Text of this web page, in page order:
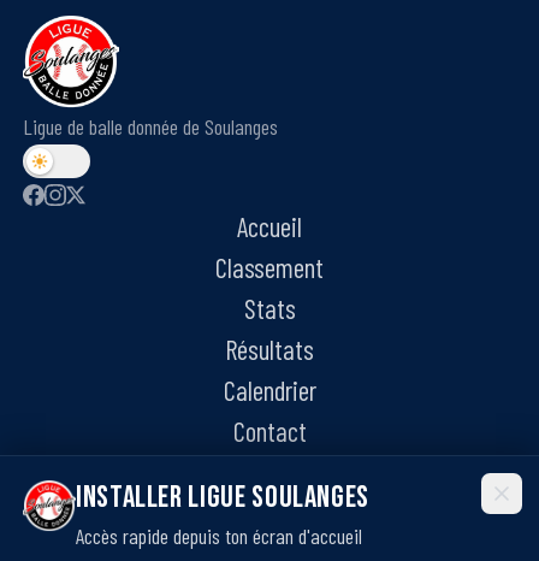
Ligue de balle donnée de Soulanges
Accueil
Classement
Stats
Résultats
Calendrier
Contact
Ligue de balle donnée de Soulanges. Tous droits réservés.
Installer Ligue Soulanges
Accès rapide depuis ton écran d'accueil